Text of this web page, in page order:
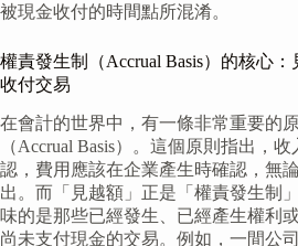
被現金收付的時間點所混淆。
權責發生制（Accrual Basis）的核心
收付交易
在會計的世界中，有一條非常重要的
（Accrual Basis）。這個原則指出，
認，費用應該在企業產生時確認，無
出。而「見越額」正是「權責發生制
味的是那些已經發生、已經產生權利
尚未支付現金的交易。例如，一間公